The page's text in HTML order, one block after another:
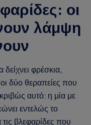
οι
λάμψη
δείχνει φρέσκια,
δύο θεραπείες που
αυτό: η μία με
εντελώς το
βλεφαρίδες που